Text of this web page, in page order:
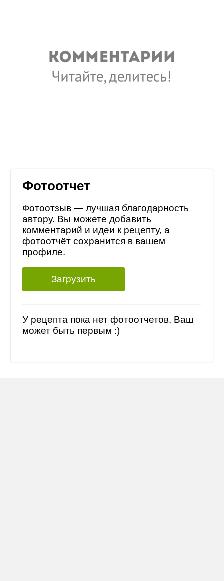
Фотоотчет
Фотоотзыв — лучшая благодарность
автору. Вы можете добавить
комментарий и идеи к рецепту, а
фотоотчёт сохранится в вашем
профиле.
Загрузить
У рецепта пока нет фотоотчетов, Ваш
может быть первым :)